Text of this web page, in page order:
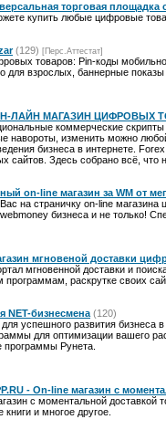
торговая площадка
купить любые цифровые
(129) [Перс.Аттестат]
товаров: Pin-коды
для взрослых, баннерные показы
ЛАЙН МАГАЗИН ЦИФРОВЫХ
коммерческие
навороты, изменить можно
бизнеса в интернете.
сайтов. Здесь собрано всё,
on-line магазин за WM от
на страничку on-line магазина
бизнеса и не только!
мгновеной доставки
мгновенной доставки и
программам, раскрутке своих
NET-бизнесмена (120)
успешного развития бизнеса
для оптимизации вашего
программы Рунета.
- On-line магазин с
с моментальной доставкой
книги и многое другое.